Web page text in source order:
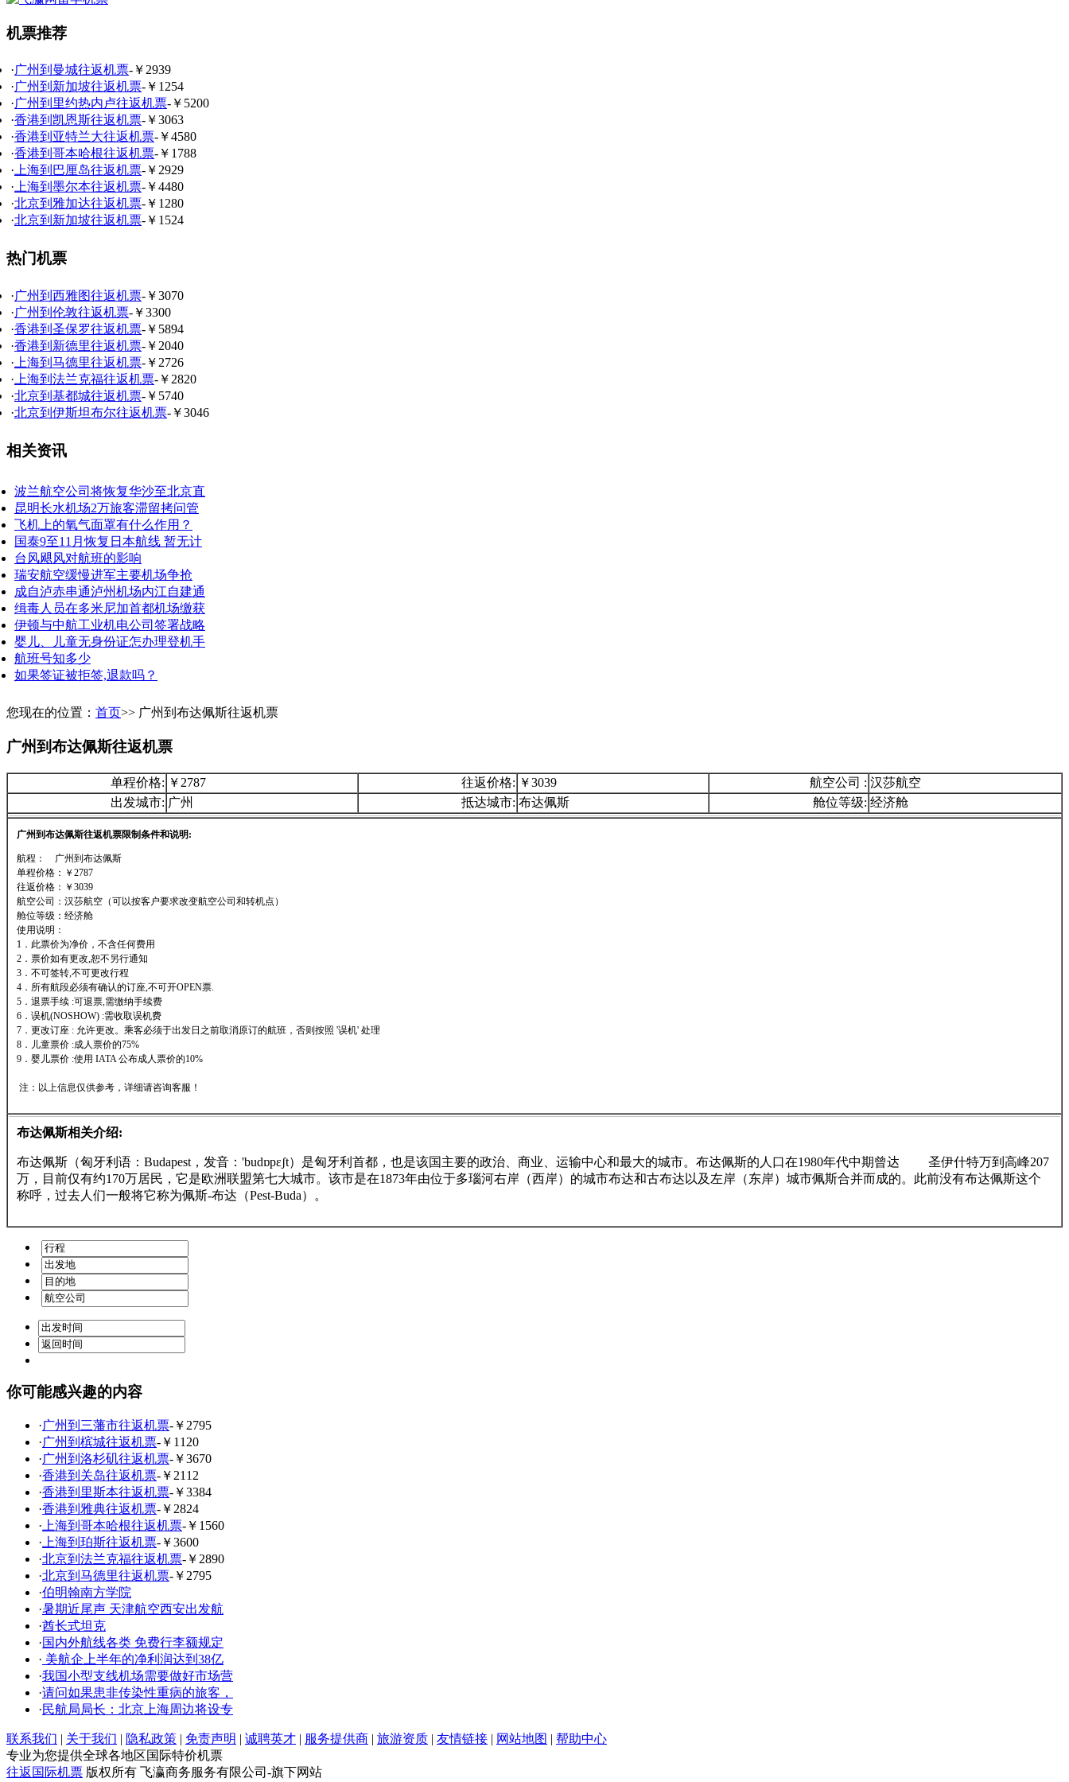
机票推荐
·广州到曼城往返机票-￥2939
·广州到新加坡往返机票-￥1254
·广州到里约热内卢往返机票-￥5200
·香港到凯恩斯往返机票-￥3063
·香港到亚特兰大往返机票-￥4580
·香港到哥本哈根往返机票-￥1788
·上海到巴厘岛往返机票-￥2929
·上海到墨尔本往返机票-￥4480
·北京到雅加达往返机票-￥1280
·北京到新加坡往返机票-￥1524
热门机票
·广州到西雅图往返机票-￥3070
·广州到伦敦往返机票-￥3300
·香港到圣保罗往返机票-￥5894
·香港到新德里往返机票-￥2040
· 上海到马德里往返机票-￥2726
· 上海到法兰克福往返机票-￥2820
·北京到基都城往返机票-￥5740
·北京到伊斯坦布尔往返机票-￥3046
相关资讯
波兰航空公司将恢复华沙至北京直
昆明长水机场2万旅客滞留拷问管
飞机上的氧气面罩有什么作用？
国泰9至11月恢复日本航线 暂无计
台风飓风对航班的影响
瑞安航空缓慢进军主要机场争抢
成自泸赤串通泸州机场内江自建通
缉毒人员在多米尼加首都机场缴获
伊顿与中航工业机电公司签署战略
婴儿、儿童无身份证怎办理登机手
航班号知多少
如果签证被拒签,退款吗？
您现在的位置： 首页>> 广州到布达佩斯往返机票
广州到布达佩斯往返机票
单程价格: ￥2787 往返价格: ￥3039 航空公司 : 汉莎航空
出发城市: 广州 抵达城市: 布达佩斯 舱位等级: 经济舱
广州到布达佩斯往返机票限制条件和说明:
航程： 广州到布达佩斯
单程价格：￥2787
往返价格：￥3039
航空公司：汉莎航空（可以按客户要求改变航空公司和转机点）
舱位等级：经济舱
使用说明：
1．此票价为净价，不含任何费用
2．票价如有更改,恕不另行通知
3．不可签转,不可更改行程
4．所有航段必须有确认的订座,不可开OPEN票.
5．退票手续 :可退票,需缴纳手续费
6．误机(NOSHOW) :需收取误机费
7．更改订座 : 允许更改。乘客必须于出发日之前取消原订的航班，否则按照 '误机' 处理
8．儿童票价 :成人票价的75%
9．婴儿票价 :使用 IATA 公布成人票价的10%
注：以上信息仅供参考，详细请咨询客服！
布达佩斯相关介绍:
布达佩斯（匈牙利语：Budapest，发音：'budɒpɛʃt）是匈牙利首都，也是该国主要的政治、商业、运输中心和最大的城市。布达佩斯的人口在1980年代中期曾达 圣伊什特万到高峰207
万，目前仅有约170万居民，它是欧洲联盟第七大城市。该市是在1873年由位于多瑙河右岸（西岸）的城市布达和古布达以及左岸（东岸）城市佩斯合并而成的。此前没有布达佩斯这个
称呼，过去人们一般将它称为佩斯-布达（Pest-Buda）。
你可能感兴趣的内容
·广州到三藩市往返机票-￥2795
·广州到槟城往返机票-￥1120
·广州到洛杉矶往返机票-￥3670
·香港到关岛往返机票-￥2112
·香港到里斯本往返机票-￥3384
·香港到雅典往返机票-￥2824
· 上海到哥本哈根往返机票-￥1560
· 上海到珀斯往返机票-￥3600
·北京到法兰克福往返机票-￥2890
·北京到马德里往返机票-￥2795
·伯明翰南方学院
·暑期近尾声 天津航空西安出发航
·酋长式坦克
·国内外航线各类 免费行李额规定
· 美航企上半年的净利润达到38亿
·我国小型支线机场需要做好市场营
·请问如果患非传染性重病的旅客，
·民航局局长：北京上海周边将设专
联系我们 | 关于我们 | 隐私政策 | 免责声明 | 诚聘英才 | 服务提供商 | 旅游资质 | 友情链接 | 网站地图 | 帮助中心
专业为您提供全球各地区国际特价机票
往返国际机票 版权所有 飞瀛商务服务有限公司-旗下网站